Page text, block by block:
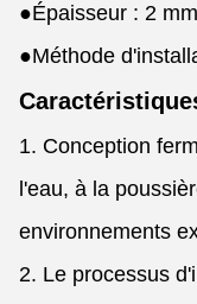
●Épaisseur : 2 mm
●Méthode
1. Conception
l'eau, à la
environnements
2. Le processus